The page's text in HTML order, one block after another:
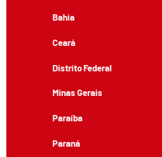
Bahia
Ceará
Distrito Federal
Minas Gerais
Paraíba
Paraná